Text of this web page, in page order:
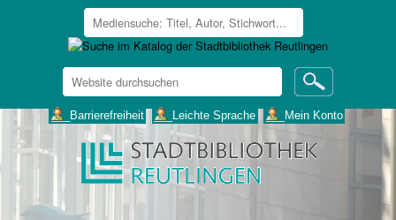
Website
durchsuchen
___Barrierefreiheit ___Leichte Sprache ___Mein Konto